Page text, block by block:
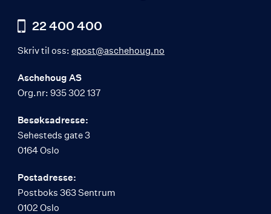
22 400 400
Skriv til oss: epost@aschehoug.no
Aschehoug AS
Org.nr: 935 302 137
Besøksadresse:
Sehesteds gate 3
0164 Oslo
Postadresse:
Postboks 363 Sentrum
0102 Oslo